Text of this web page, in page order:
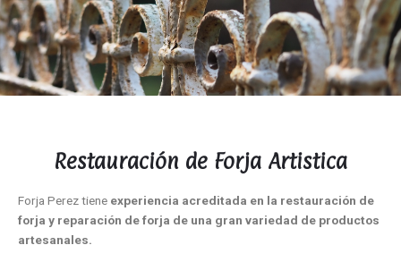
Restauración de Forja Artistica
Forja Perez tiene experiencia acreditada en la restauración de
forja y reparación de forja de una gran variedad de productos
artesanales.